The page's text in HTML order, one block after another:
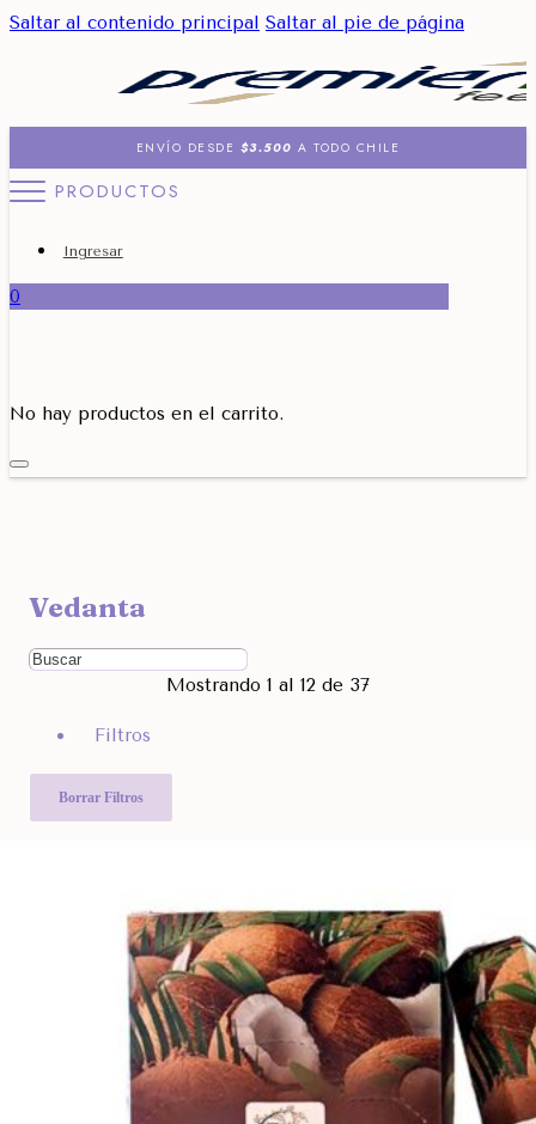
Saltar al contenido principal Saltar al pie de página
ENVÍO DESDE $3.500 A TODO CHILE
PRODUCTOS
Ingresar
0
No hay productos en el carrito.
Filtra por Marcas
Ordenar Por
Otras Categorías
Vedanta
Mostrando 1 al 12 de 37
Filtros
Borrar Filtros